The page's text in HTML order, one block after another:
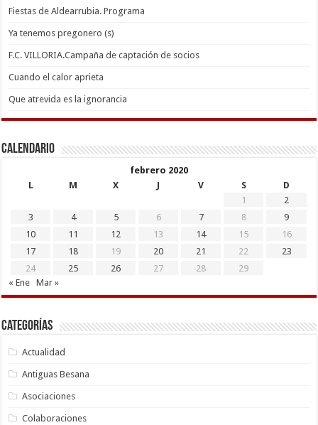
Fiestas de Aldearrubia. Programa
Ya tenemos pregonero (s)
F.C. VILLORIA.Campaña de captación de socios
Cuando el calor aprieta
Que atrevida es la ignorancia
Calendario
febrero 2020
L
M X J V S
D
1
2
3
4 5 6 7 8
9
10
11 12 13 14 15
16
17
18 19 20 21 22
23
24
25 26 27 28
29
« Ene
Mar »
Categorías
Actualidad
Antiguas Besana
Asociaciones
Colaboraciones